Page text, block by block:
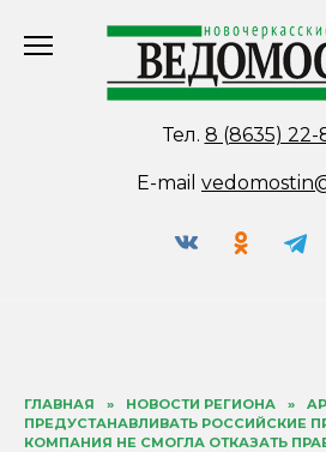
Тел. 8 (8635) 22-
E-mail
ГЛАВНАЯ » НОВОСТИ РЕГИОНА »
ПРЕДУСТАНАВЛИВАТЬ РОССИЙСКИЕ
КОМПАНИЯ НЕ СМОГЛА ОТКАЗАТЬ